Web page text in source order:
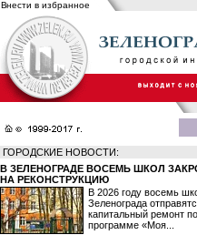
Внести в избранное
ГОРОДСКИЕ НОВОСТИ:
В ЗЕЛЕНОГРАДЕ ВОСЕМЬ ШКОЛ
НА РЕКОНСТРУКЦИЮ
В 2026 году восемь
Зеленограда
капитальный ремонт по
программе «Моя...